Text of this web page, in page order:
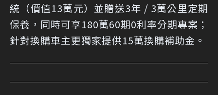
統（價值13萬元）並贈送3年 / 3萬公里定期
保養，同時可享180萬60期0利率分期專案；
針對換購車主更獨家提供15萬換購補助金。